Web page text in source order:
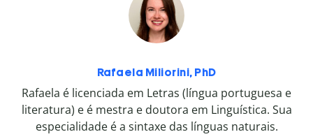
Rafaela Miliorini, PhD
Rafaela é licenciada em Letras (língua portuguesa e
literatura) e é mestra e doutora em Linguística. Sua
especialidade é a sintaxe das línguas naturais.